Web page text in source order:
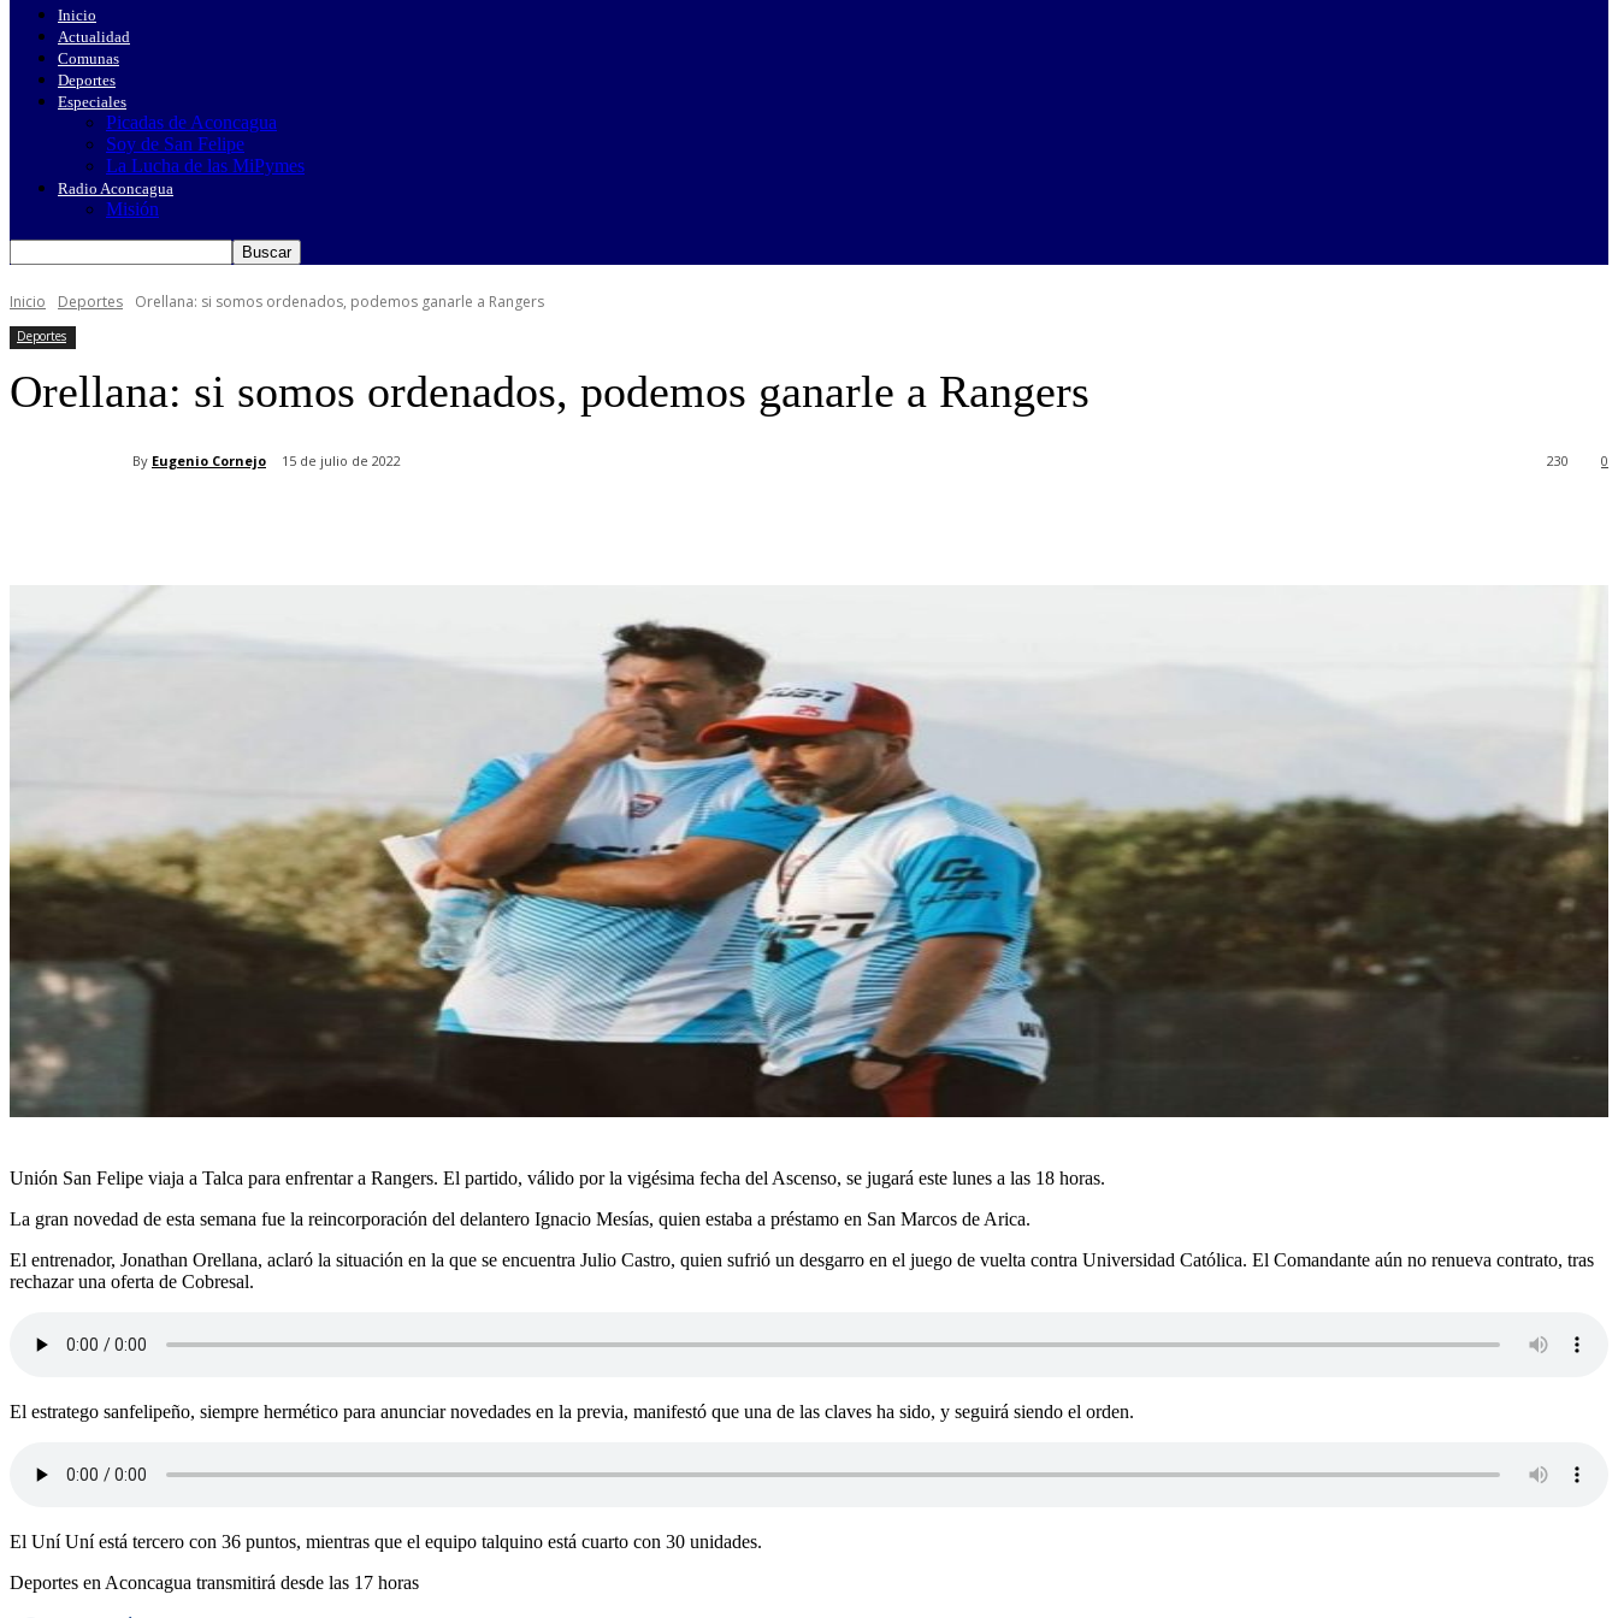
Inicio
Actualidad
Comunas
Deportes
Especiales
Picadas de Aconcagua
Soy de San Felipe
La Lucha de las MiPymes
Radio Aconcagua
Misión
Inicio Deportes Orellana: si somos ordenados, podemos ganarle a Rangers
Deportes
Orellana: si somos ordenados, podemos ganarle a Rangers
By Eugenio Cornejo 15 de julio de 2022 0
230
Unión San Felipe viaja a Talca para enfrentar a Rangers. El partido, válido por la vigésima fecha del Ascenso, se jugará este lunes a las 18 horas.
La gran novedad de esta semana fue la reincorporación del delantero Ignacio Mesías, quien estaba a préstamo en San Marcos de Arica.
El entrenador, Jonathan Orellana, aclaró la situación en la que se encuentra Julio Castro, quien sufrió un desgarro en el juego de vuelta contra Universidad Católica. El Comandante aún no renueva contrato, tras
rechazar una oferta de Cobresal.
El estratego sanfelipeño, siempre hermético para anunciar novedades en la previa, manifestó que una de las claves ha sido, y seguirá siendo el orden.
El Uní Uní está tercero con 36 puntos, mientras que el equipo talquino está cuarto con 30 unidades.
Deportes en Aconcagua transmitirá desde las 17 horas